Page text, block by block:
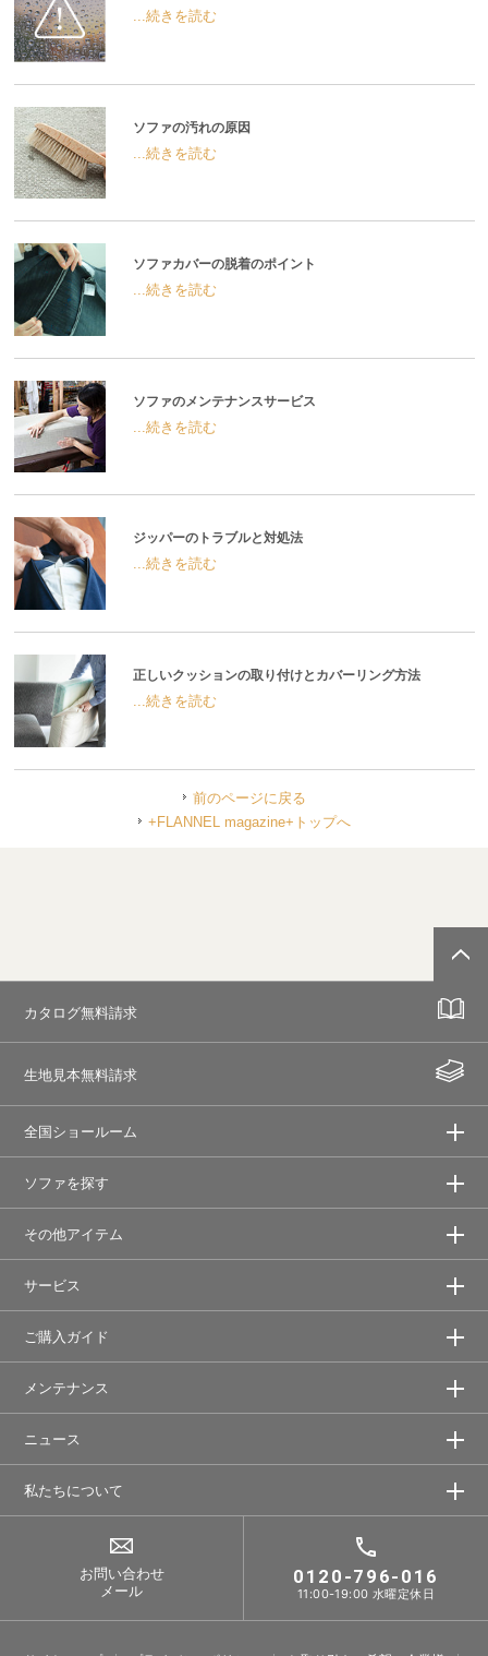
...続きを読む
ソファの汚れの原因
...続きを読む
ソファカバーの脱着のポイント
...続きを読む
ソファのメンテナンスサービス
...続きを読む
ジッパーのトラブルと対処法
...続きを読む
正しいクッションの取り付けとカバーリング方法
...続きを読む
前のページに戻る
+FLANNEL magazine+トップへ
カタログ無料請求
生地見本無料請求
全国ショールーム
ソファを探す
その他アイテム
サービス
ご購入ガイド
メンテナンス
ニュース
私たちについて
お問い合わせ
メール
0120-796-016
11:00-19:00 水曜定休日